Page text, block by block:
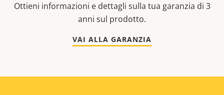
Ottieni informazioni e dettagli sulla tua garanzia di 3
anni sul prodotto.
VAI ALLA GARANZIA